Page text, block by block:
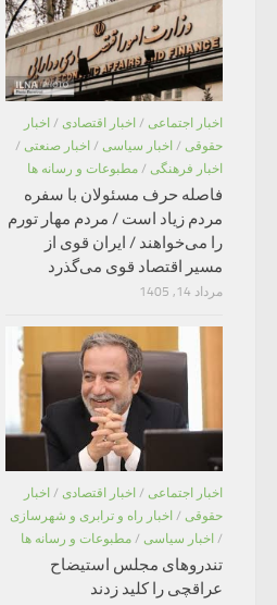
اخبار اجتماعی / اخبار اقتصادی / اخبار
حقوقی / اخبار سیاسی / اخبار صنعتی /
اخبار فرهنگی / مطبوعات و رسانه ها
فاصله حرف مسئولان با سفره
مردم زیاد است / مردم مهار تورم
را می‌خواهند / ایران قوی از
مسیر اقتصاد قوی می‌گذرد
مرداد 14, 1405
اخبار اجتماعی / اخبار اقتصادی / اخبار
حقوقی / اخبار راه و ترابری و شهرسازی
/ اخبار سیاسی / مطبوعات و رسانه ها
تندروهای مجلس استیضاح
عراقچی را کلید زدند